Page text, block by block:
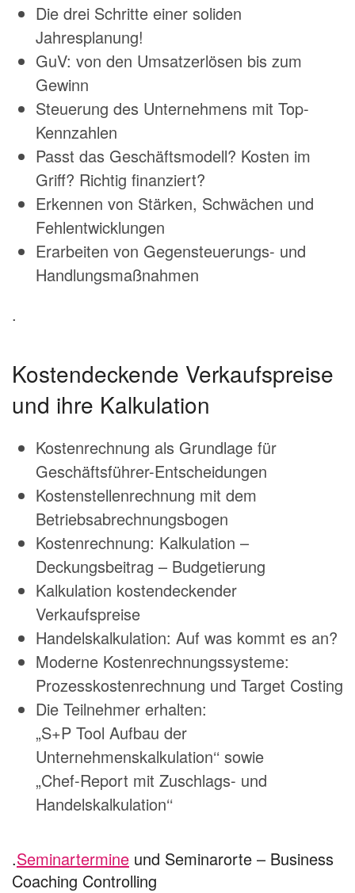
Die drei Schritte einer soliden
Jahresplanung!
GuV: von den Umsatzerlösen bis zum
Gewinn
Steuerung des Unternehmens mit Top-
Kennzahlen
Passt das Geschäftsmodell? Kosten im
Griff? Richtig finanziert?
Erkennen von Stärken, Schwächen und
Fehlentwicklungen
Erarbeiten von Gegensteuerungs- und
Handlungsmaßnahmen
.
Kostendeckende Verkaufspreise
und ihre Kalkulation
Kostenrechnung als Grundlage für
Geschäftsführer-Entscheidungen
Kostenstellenrechnung mit dem
Betriebsabrechnungsbogen
Kostenrechnung: Kalkulation –
Deckungsbeitrag – Budgetierung
Kalkulation kostendeckender
Verkaufspreise
Handelskalkulation: Auf was kommt es an?
Moderne Kostenrechnungssysteme:
Prozesskostenrechnung und Target Costing
Die Teilnehmer erhalten:
„S+P Tool Aufbau der
Unternehmenskalkulation‘‘ sowie
„Chef-Report mit Zuschlags- und
Handelskalkulation‘‘
.Seminartermine und Seminarorte – Business
Coaching Controlling